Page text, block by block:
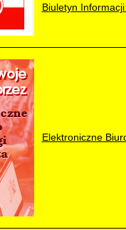
Biuletyn
Elektroniczne